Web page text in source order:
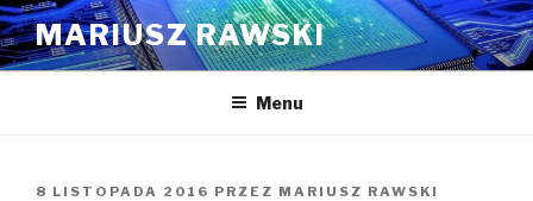
Przejdź
do
treści
MARIUSZ RAWSKI
Menu
OPUBLIKOWANE
8 LISTOPADA 2016 PRZEZ MARIUSZ RAWSKI